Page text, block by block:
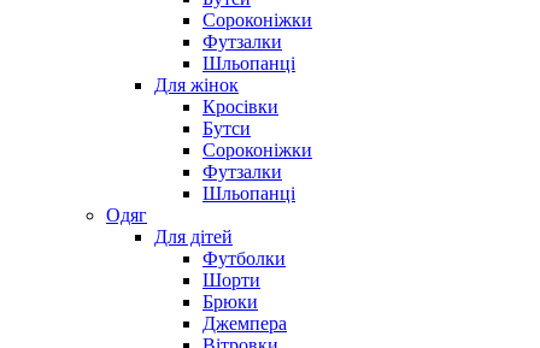
Сороконіжки
Футзалки
Шльопанці
Для жінок
Кросівки
Бутси
Сороконіжки
Футзалки
Шльопанці
Одяг
Для дітей
Футболки
Шорти
Брюки
Джемпера